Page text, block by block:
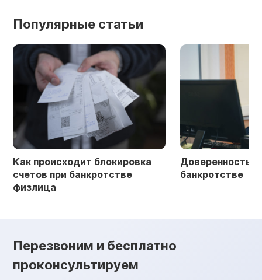
Популярные статьи
Как происходит блокировка
счетов при банкротстве
физлица
Доверенность
банкротстве
Перезвоним и бесплатно
проконсультируем